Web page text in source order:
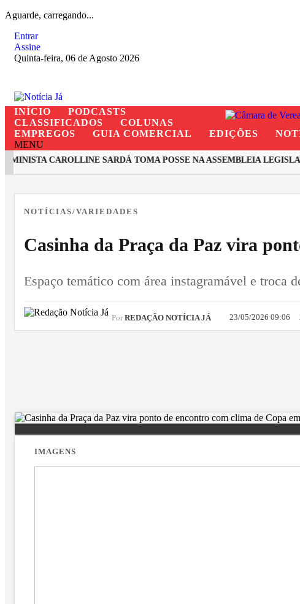
Aguarde, carregando...
Entrar
Assine
Quinta-feira, 06 de Agosto 2026
INÍCIO
PODCASTS
CLASSIFICADOS
COLUNAS
EMPREGOS
GUIA COMERCIAL EDIÇÕES
MENU
CAROLLINE SARDÁ TOMA POSSE NA ASSEMBLEIA
NOTÍCIAS/VARIEDADES
Casinha da Praça da Paz vira
Espaço temático com área instagramável e troca
Por REDAÇÃO NOTÍCIA JÁ 23/05/2026 09:06
IMAGENS